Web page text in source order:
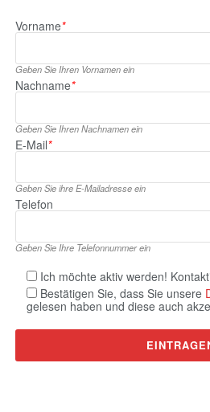
Vorname*
Geben Sie Ihren Vornamen ein
Nachname*
Geben Sie Ihren Nachnamen ein
E‑Mail*
Geben Sie ihre E‑Mailadresse ein
Telefon
Geben Sie Ihre Telefonnummer ein
Ich möchte aktiv werden!
Bestätigen Sie, dass Sie unsere
gelesen haben und diese auch